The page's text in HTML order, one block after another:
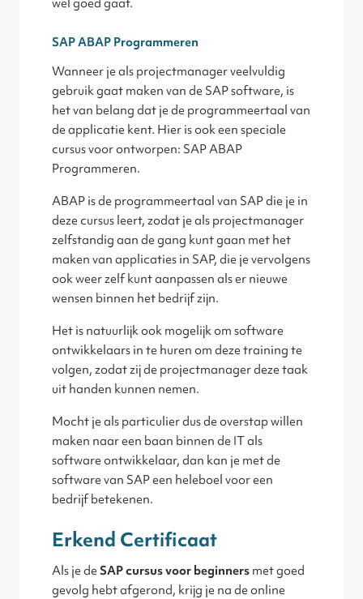
wel goed gaat.
SAP ABAP Programmeren
Wanneer je als projectmanager veelvuldig
gebruik gaat maken van de SAP software, is
het van belang dat je de programmeertaal van
de applicatie kent. Hier is ook een speciale
cursus voor ontworpen: SAP ABAP
Programmeren.
ABAP is de programmeertaal van SAP die je in
deze cursus leert, zodat je als projectmanager
zelfstandig aan de gang kunt gaan met het
maken van applicaties in SAP, die je vervolgens
ook weer zelf kunt aanpassen als er nieuwe
wensen binnen het bedrijf zijn.
Het is natuurlijk ook mogelijk om software
ontwikkelaars in te huren om deze training te
volgen, zodat zij de projectmanager deze taak
uit handen kunnen nemen.
Mocht je als particulier dus de overstap willen
maken naar een baan binnen de IT als
software ontwikkelaar, dan kan je met de
software van SAP een heleboel voor een
bedrijf betekenen.
Erkend Certificaat
Als je de SAP cursus voor beginners met goed
gevolg hebt afgerond, krijg je na de online